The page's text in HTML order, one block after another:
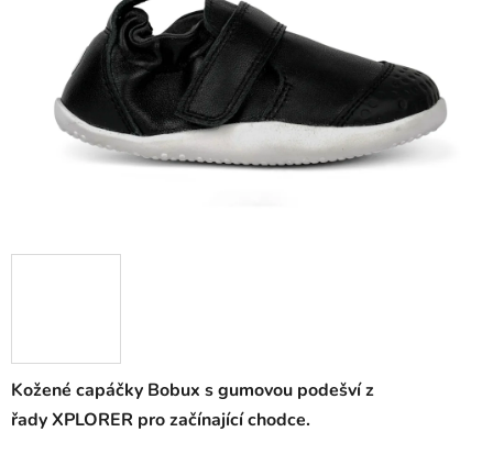
Kožené capáčky Bobux s gumovou podešví z
řady XPLORER pro začínající chodce.